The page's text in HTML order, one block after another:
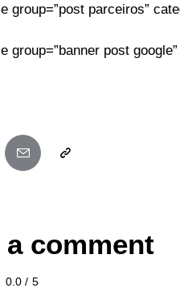
group=”post parceiros”
group=”banner post
a comment
0.0 / 5